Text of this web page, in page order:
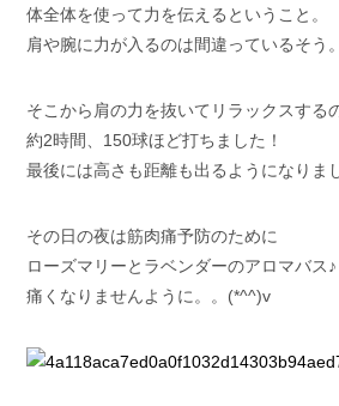
体全体を使って力を伝えるということ。
肩や腕に力が入るのは間違っているそう。
そこから肩の力を抜いてリラックスする
約2時間、150球ほど打ちました！
最後には高さも距離も出るようになりま
その日の夜は筋肉痛予防のために
ローズマリーとラベンダーのアロマバス♪
痛くなりませんように。。(*^^)v